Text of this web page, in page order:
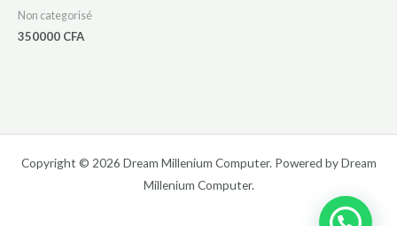
Non categorisé
350000 CFA
Copyright © 2026 Dream Millenium Computer. Powered by Dream
Millenium Computer.